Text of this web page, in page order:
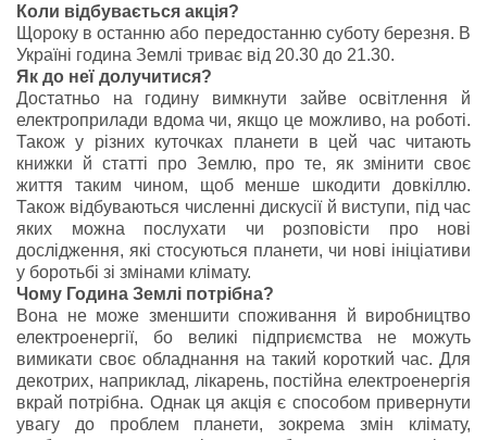
Коли відбувається акція?
Щороку в останню або передостанню суботу березня. В
Україні година Землі триває від 20.30 до 21.30.
Як до неї долучитися?
Достатньо на годину вимкнути зайве освітлення й
електроприлади вдома чи, якщо це можливо, на роботі.
Також у різних куточках планети в цей час читають
книжки й статті про Землю, про те, як змінити своє
життя таким чином, щоб менше шкодити довкіллю.
Також відбуваються численні дискусії й виступи, під час
яких можна послухати чи розповісти про нові
дослідження, які стосуються планети, чи нові ініціативи
у боротьбі зі змінами клімату.
Чому Година Землі потрібна?
Вона не може зменшити споживання й виробництво
електроенергії, бо великі підприємства не можуть
вимикати своє обладнання на такий короткий час. Для
декотрих, наприклад, лікарень, постійна електроенергія
вкрай потрібна. Однак ця акція є способом привернути
увагу до проблем планети, зокрема змін клімату,